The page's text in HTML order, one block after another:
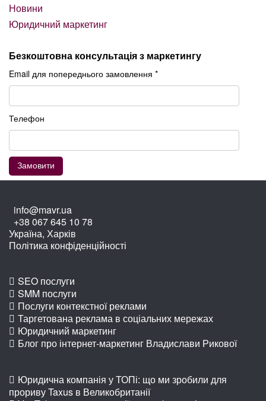
Новини
Юридичний маркетинг
Безкоштовна консультація з маркетингу
Email для попереднього замовлення *
Телефон
info@mavr.ua
+38 067 645 10 78
Україна, Харків
Політика конфіденційності
SEO послуги
SMM послуги
Послуги контекстної реклами
Таргетована реклама в соціальних мережах
Юридичний маркетинг
Блог про інтернет-маркетинг Владислави Рикової
Юридична компанія у ТОПі: що ми зробили для
прориву Taxus в Великобританії